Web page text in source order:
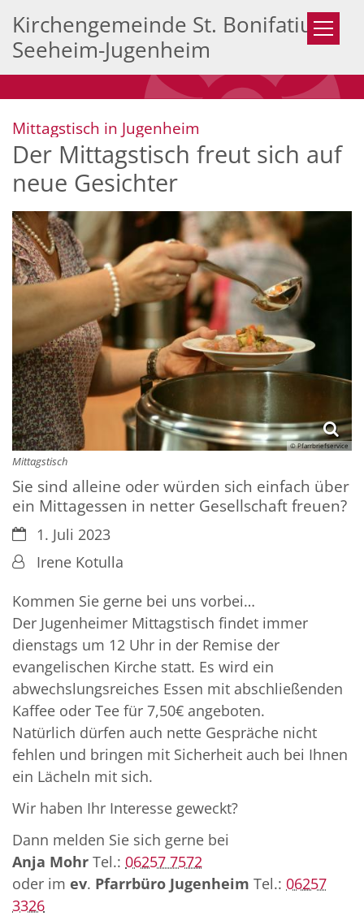
Kirchengemeinde St. Bonifatius
Seeheim-Jugenheim
Mittagstisch in Jugenheim
Der Mittagstisch freut sich auf
neue Gesichter
© Pfarrbriefservice
Mittagstisch
Sie sind alleine oder würden sich einfach über
ein Mittagessen in netter Gesellschaft freuen?
Datum:1. Juli 2023
Von:Irene Kotulla
Kommen Sie gerne bei uns vorbei…
Der Jugenheimer Mittagstisch findet immer
dienstags um 12 Uhr in der Remise der
evangelischen Kirche statt. Es wird ein
abwechslungsreiches Essen mit abschließenden
Kaffee oder Tee für 7,50€ angeboten.
Natürlich dürfen auch nette Gespräche nicht
fehlen und bringen mit Sicherheit auch bei Ihnen
ein Lächeln mit sich.
Wir haben Ihr Interesse geweckt?
Dann melden Sie sich gerne bei
Anja Mohr Tel.: 06257 7572
oder im ev. Pfarrbüro Jugenheim Tel.: 06257
3326